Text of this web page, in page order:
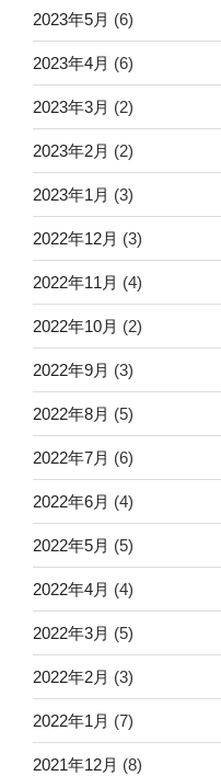
2023年5月 (6)
2023年4月 (6)
2023年3月 (2)
2023年2月 (2)
2023年1月 (3)
2022年12月 (3)
2022年11月 (4)
2022年10月 (2)
2022年9月 (3)
2022年8月 (5)
2022年7月 (6)
2022年6月 (4)
2022年5月 (5)
2022年4月 (4)
2022年3月 (5)
2022年2月 (3)
2022年1月 (7)
2021年12月 (8)